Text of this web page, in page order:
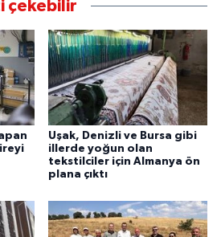
çekebilir
Uşak, Denizli ve Bursa gibi
illerde yoğun olan
tekstilciler için Almanya ön
plana çıktı